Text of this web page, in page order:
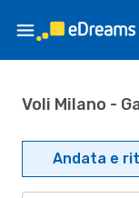
Voli Milano -
Andata e